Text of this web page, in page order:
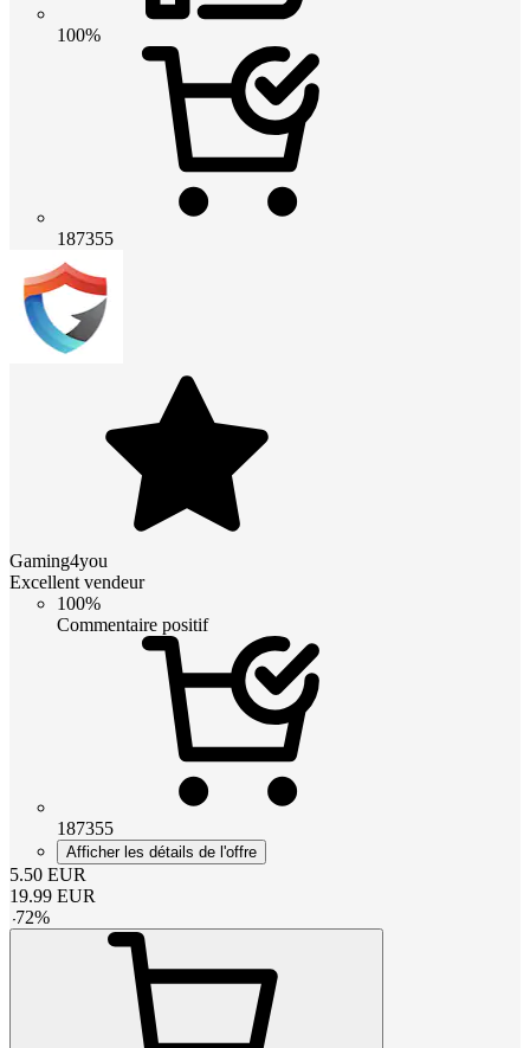
100%
187355
Gaming4you
Excellent vendeur
100%
Commentaire positif
187355
Afficher les détails de l'offre
5.50 EUR
19.99 EUR
-72%